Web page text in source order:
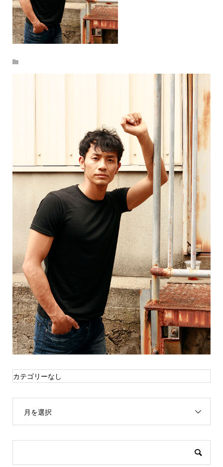
カテゴリーなし
月を選択